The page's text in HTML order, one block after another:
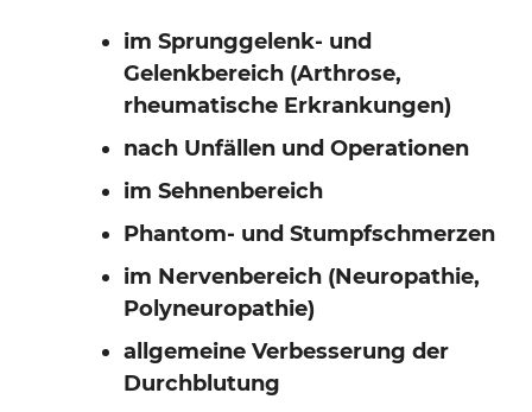
im Sprunggelenk- und
Gelenkbereich (Arthrose,
rheumatische Erkrankungen)
nach Unfällen und Operationen
im Sehnenbereich
Phantom- und Stumpfschmerzen
im Nervenbereich (Neuropathie,
Polyneuropathie)
allgemeine Verbesserung der
Durchblutung